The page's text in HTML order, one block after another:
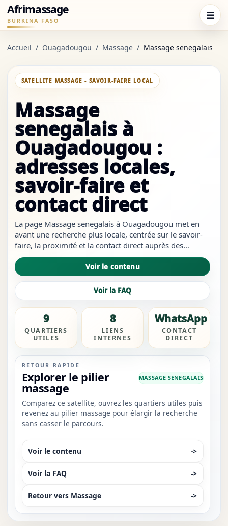
Afrimassage
BURKINA FASO ☰
Accueil / Ouagadougou / Massage / Massage senegalais
SATELLITE MASSAGE - SAVOIR-FAIRE LOCAL
Massage
senegalais à
Ouagadougou :
adresses locales,
savoir-faire et
contact direct
La page Massage senegalais à Ouagadougou met en
avant une recherche plus locale, centrée sur le savoir-
faire, la proximité et la contact direct auprès des
établissements.À Ouagadougou, le visiteur cherche
souvent un repère fiable avant tout : quartier clair,
présentation simple et mode de contact direct.
Voir le contenu
Voir la FAQ
9
QUARTIERS
UTILES
8
LIENS
INTERNES
WhatsApp
CONTACT
DIRECT
RETOUR RAPIDE
Explorer le pilier
massage
MASSAGE SENEGALAIS
Comparez ce satellite, ouvrez les quartiers utiles puis
revenez au pilier massage pour élargir la recherche
sans casser le parcours.
Voir le contenu ->
Voir la FAQ ->
Retour vers Massage ->